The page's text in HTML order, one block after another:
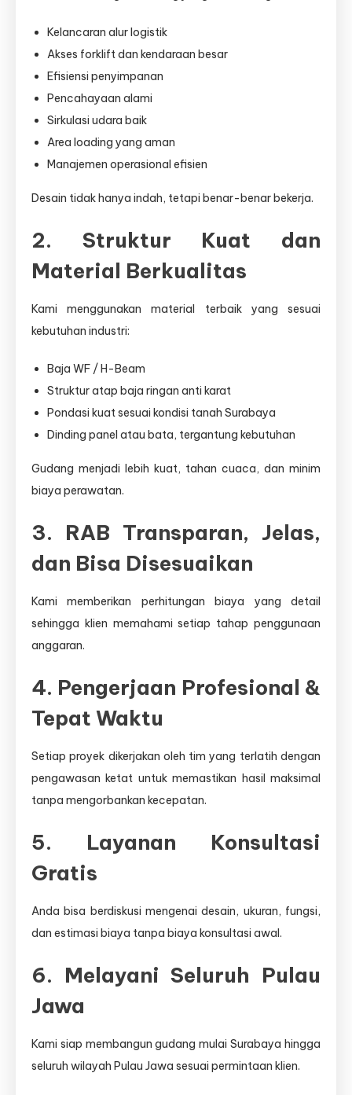
Kelancaran alur logistik
Akses forklift dan kendaraan besar
Efisiensi penyimpanan
Pencahayaan alami
Sirkulasi udara baik
Area loading yang aman
Manajemen operasional efisien
Desain tidak hanya indah, tetapi benar-benar bekerja.
2. Struktur Kuat dan
Material Berkualitas
Kami menggunakan material terbaik yang sesuai
kebutuhan industri:
Baja WF / H-Beam
Struktur atap baja ringan anti karat
Pondasi kuat sesuai kondisi tanah Surabaya
Dinding panel atau bata, tergantung kebutuhan
Gudang menjadi lebih kuat, tahan cuaca, dan minim
biaya perawatan.
3. RAB Transparan, Jelas,
dan Bisa Disesuaikan
Kami memberikan perhitungan biaya yang detail
sehingga klien memahami setiap tahap penggunaan
anggaran.
4. Pengerjaan Profesional &
Tepat Waktu
Setiap proyek dikerjakan oleh tim yang terlatih dengan
pengawasan ketat untuk memastikan hasil maksimal
tanpa mengorbankan kecepatan.
5. Layanan Konsultasi
Gratis
Anda bisa berdiskusi mengenai desain, ukuran, fungsi,
dan estimasi biaya tanpa biaya konsultasi awal.
6. Melayani Seluruh Pulau
Jawa
Kami siap membangun gudang mulai Surabaya hingga
seluruh wilayah Pulau Jawa sesuai permintaan klien.